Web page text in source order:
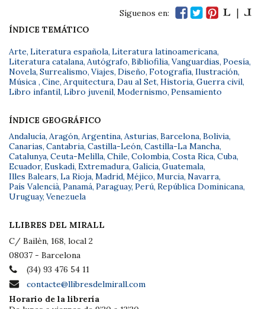
Síguenos en:
ÍNDICE TEMÁTICO
Arte, Literatura española, Literatura latinoamericana,
Literatura catalana, Autógrafo, Bibliofilia, Vanguardias, Poesía,
Novela, Surrealismo, Viajes, Diseño, Fotografía, Ilustración,
Música , Cine, Arquitectura, Dau al Set, Historia, Guerra civil,
Libro infantil, Libro juvenil, Modernismo, Pensamiento
ÍNDICE GEOGRÁFICO
Andalucía, Aragón, Argentina, Asturias, Barcelona, Bolivia,
Canarias, Cantabria, Castilla-León, Castilla-La Mancha,
Catalunya, Ceuta-Melilla, Chile, Colombia, Costa Rica, Cuba,
Ecuador, Euskadi, Extremadura, Galicia, Guatemala,
Illes Balears, La Rioja, Madrid, Méjico, Murcia, Navarra,
País Valencià, Panamá, Paraguay, Perú, República Dominicana,
Uruguay, Venezuela
LLIBRES DEL MIRALL
C/ Bailèn, 168, local 2
08037 - Barcelona
(34) 93 476 54 11
contacte@llibresdelmirall.com
Horario de la librería